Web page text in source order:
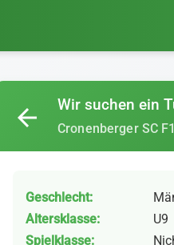
Wir suchen ein
Cronenberger SC
arrow_back
Geschlecht:
Altersklasse:
U9
Spielklasse: